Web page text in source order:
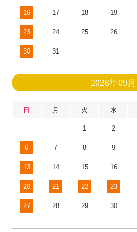
16 17 18 19
23 24 25 26
30 31
2026年09月
日 月 火 水
1 2
6 7 8 9
13 14 15 16
20 21 22 23
27 28 29 30